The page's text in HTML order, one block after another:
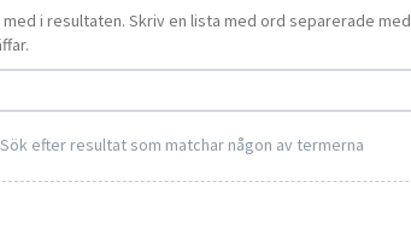
i resultaten. Skriv en lista med ord separerade med
Sök efter resultat som matchar någon av termerna